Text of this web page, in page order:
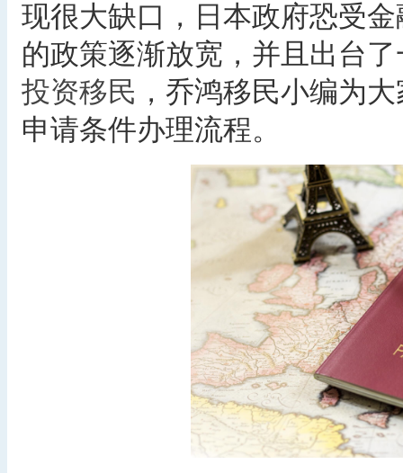
现很大缺口，日本政府恐受
的政策逐渐放宽，并且出台
投资移民 ，乔鸿移民小编为
申请条件办理流程。